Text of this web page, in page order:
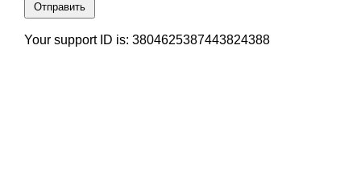
Отправить
Your support ID is: 3804625387443824388